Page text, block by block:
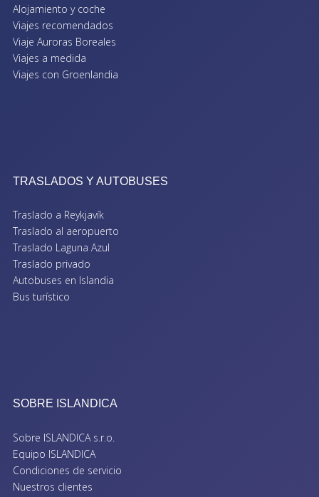
Alojamiento y coche
Viajes recomendados
Viaje Auroras Boreales
Viajes a medida
Viajes con Groenlandia
TRASLADOS Y AUTOBUSES
Traslado a Reykjavík
Traslado al aeropuerto
Traslado Laguna Azul
Traslado privado
Autobuses en Islandia
Bus turístico
SOBRE ISLANDICA
Sobre ISLANDICA s.r.o.
Equipo ISLANDICA
Condiciones de servicio
Nuestros clientes